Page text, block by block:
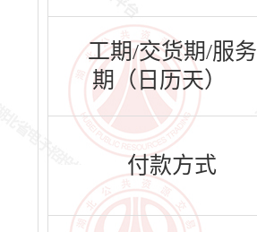
工期/交货期/服务
期（日历天）
付款方式